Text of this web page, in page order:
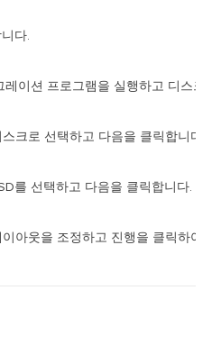
다.
이션 프로그램을 실행하고 디스크
크로 선택하고 다음을 클릭합니다.
를 선택하고 다음을 클릭합니다.
아웃을 조정하고 진행을 클릭하여